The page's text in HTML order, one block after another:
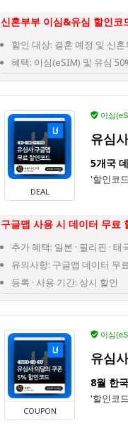
신혼부부 이심&유심 할인코
할인 대상: 결혼 예정 및 신혼
혜택: 이심(eSIM) 및 유심
DEAL
이심
유심
5개국
'할인코
구글맵 사용 시 데이터 무료
추가 혜택: 일본 · 필리핀 ·
유의사항: 구글맵 데이터 무
등록 · 사용 기간: 상시 할인
COUPON
이심
유심
8월 한
'할인코